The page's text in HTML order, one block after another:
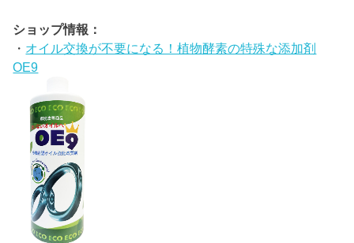
ショップ情報：
・ オイル交換が不要になる！植物酵素の特殊な添加剤
OE9